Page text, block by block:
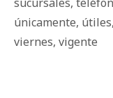
únicamente, útiles,
viernes, vigente